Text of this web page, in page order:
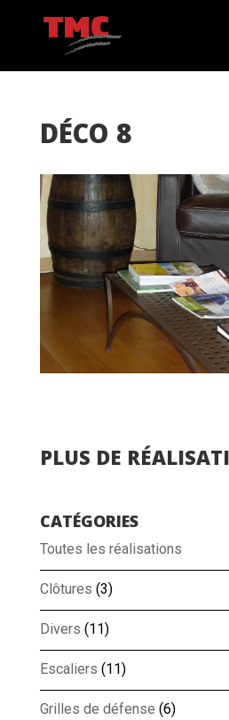
DÉCO 8
PLUS DE
CATÉGORIES
Toutes les réalisations
Clôtures (3)
Divers (11)
Escaliers (11)
Grilles de défense (6)